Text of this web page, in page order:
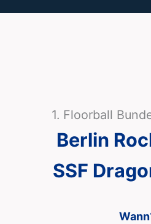
1. Floorball
Berlin
SSF